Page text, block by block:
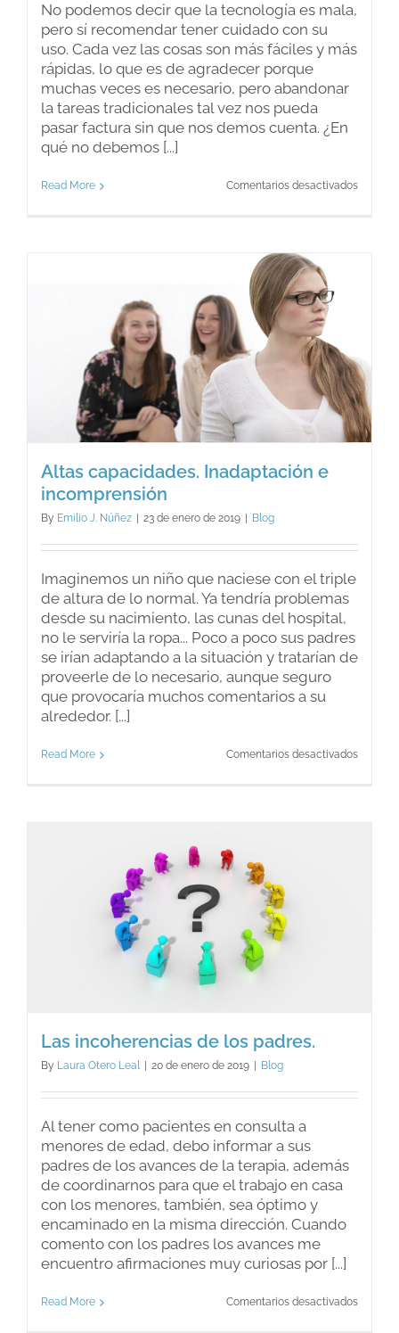
No podemos decir que la tecnología es mala,
pero sí recomendar tener cuidado con su
uso. Cada vez las cosas son más fáciles y más
rápidas, lo que es de agradecer porque
muchas veces es necesario, pero abandonar
la tareas tradicionales tal vez nos pueda
pasar factura sin que nos demos cuenta. ¿En
qué no debemos [...]
Read More Comentarios desactivadosen
Altas capacidades. Inadaptación e
incomprensión
By Emilio J. Núñez 23 de enero de 2019 Blog
Imaginemos un niño que naciese con el triple
de altura de lo normal. Ya tendría problemas
desde su nacimiento, las cunas del hospital,
no le serviría la ropa... Poco a poco sus padres
se irían adaptando a la situación y tratarían de
proveerle de lo necesario, aunque seguro
que provocaría muchos comentarios a su
alrededor. [...]
Read More Comentarios desactivadosen
Las incoherencias de los padres.
By Laura Otero Leal 20 de enero de 2019 Blog
Al tener como pacientes en consulta a
menores de edad, debo informar a sus
padres de los avances de la terapia, además
de coordinarnos para que el trabajo en casa
con los menores, también, sea óptimo y
encaminado en la misma dirección. Cuando
comento con los padres los avances me
encuentro afirmaciones muy curiosas por [...]
Read More Comentarios desactivadosen